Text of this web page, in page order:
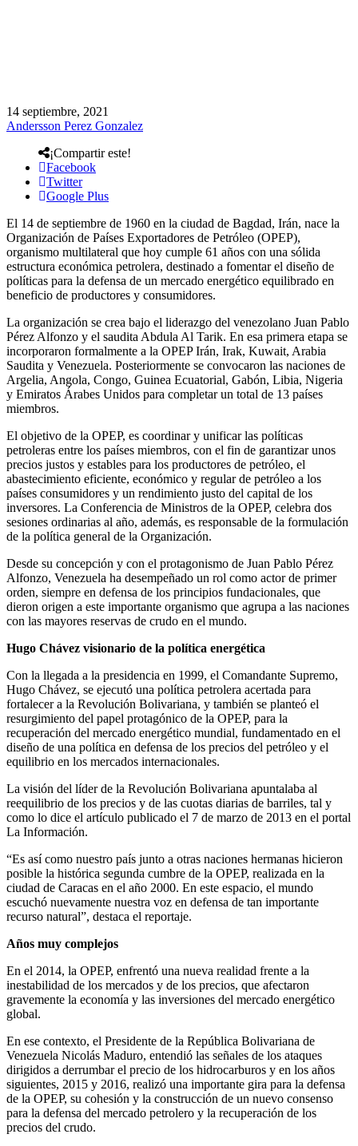
14 septiembre, 2021
Andersson Perez Gonzalez
¡Compartir este!
Facebook
Twitter
Google Plus
El 14 de septiembre de 1960 en la ciudad de Bagdad, Irán, nace la
Organización de Países Exportadores de Petróleo (OPEP),
organismo multilateral que hoy cumple 61 años con una sólida
estructura económica petrolera, destinado a fomentar el diseño de
políticas para la defensa de un mercado energético equilibrado en
beneficio de productores y consumidores.
La organización se crea bajo el liderazgo del venezolano Juan Pablo
Pérez Alfonzo y el saudita Abdula Al Tarik. En esa primera etapa se
incorporaron formalmente a la OPEP Irán, Irak, Kuwait, Arabia
Saudita y Venezuela. Posteriormente se convocaron las naciones de
Argelia, Angola, Congo, Guinea Ecuatorial, Gabón, Libia, Nigeria
y Emiratos Árabes Unidos para completar un total de 13 países
miembros.
El objetivo de la OPEP, es coordinar y unificar las políticas
petroleras entre los países miembros, con el fin de garantizar unos
precios justos y estables para los productores de petróleo, el
abastecimiento eficiente, económico y regular de petróleo a los
países consumidores y un rendimiento justo del capital de los
inversores. La Conferencia de Ministros de la OPEP, celebra dos
sesiones ordinarias al año, además, es responsable de la formulación
de la política general de la Organización.
Desde su concepción y con el protagonismo de Juan Pablo Pérez
Alfonzo, Venezuela ha desempeñado un rol como actor de primer
orden, siempre en defensa de los principios fundacionales, que
dieron origen a este importante organismo que agrupa a las naciones
con las mayores reservas de crudo en el mundo.
Hugo Chávez visionario de la política energética
Con la llegada a la presidencia en 1999, el Comandante Supremo,
Hugo Chávez, se ejecutó una política petrolera acertada para
fortalecer a la Revolución Bolivariana, y también se planteó el
resurgimiento del papel protagónico de la OPEP, para la
recuperación del mercado energético mundial, fundamentado en el
diseño de una política en defensa de los precios del petróleo y el
equilibrio en los mercados internacionales.
La visión del líder de la Revolución Bolivariana apuntalaba al
reequilibrio de los precios y de las cuotas diarias de barriles, tal y
como lo dice el artículo publicado el 7 de marzo de 2013 en el portal
La Información.
“Es así como nuestro país junto a otras naciones hermanas hicieron
posible la histórica segunda cumbre de la OPEP, realizada en la
ciudad de Caracas en el año 2000. En este espacio, el mundo
escuchó nuevamente nuestra voz en defensa de tan importante
recurso natural”, destaca el reportaje.
Años muy complejos
En el 2014, la OPEP, enfrentó una nueva realidad frente a la
inestabilidad de los mercados y de los precios, que afectaron
gravemente la economía y las inversiones del mercado energético
global.
En ese contexto, el Presidente de la República Bolivariana de
Venezuela Nicolás Maduro, entendió las señales de los ataques
dirigidos a derrumbar el precio de los hidrocarburos y en los años
siguientes, 2015 y 2016, realizó una importante gira para la defensa
de la OPEP, su cohesión y la construcción de un nuevo consenso
para la defensa del mercado petrolero y la recuperación de los
precios del crudo.